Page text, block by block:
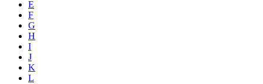
E
F
G
H
I
J
K
L